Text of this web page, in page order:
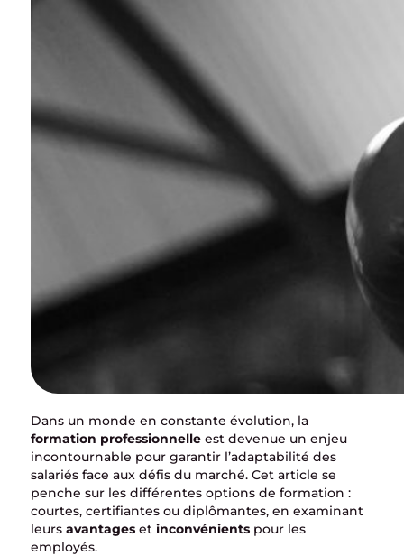
Dans un monde en constante évolution, la
formation professionnelle est devenue un enjeu
incontournable pour garantir l’adaptabilité des
salariés face aux défis du marché. Cet article se
penche sur les différentes options de formation :
courtes, certifiantes ou diplômantes, en examinant
leurs avantages et inconvénients pour les
employés.